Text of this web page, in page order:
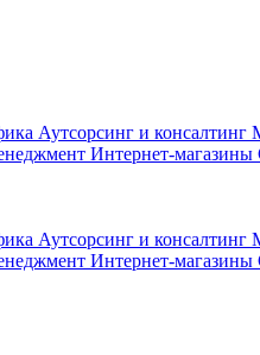
Аутсорсинг и консалтинг
Интернет-магазины
Аутсорсинг и консалтинг
Интернет-магазины